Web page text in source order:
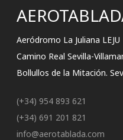
Aeródromo La Juliana LEJU
Camino Real Sevilla-
Bollullos de la Mitación.
(+34) 954 893 621
(+34) 691 201 821
info@aerotablada.com